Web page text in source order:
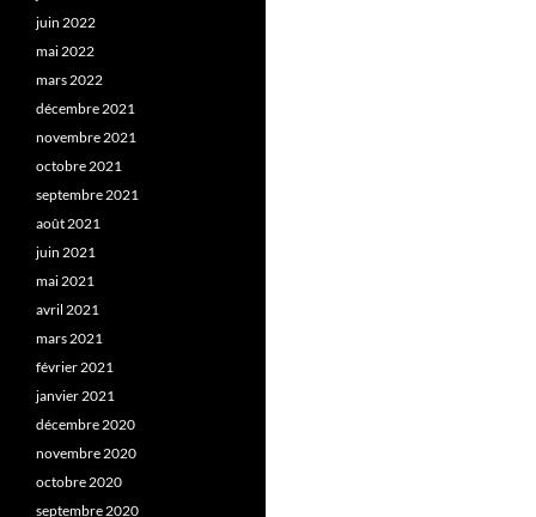
juin 2022
mai 2022
mars 2022
décembre 2021
novembre 2021
octobre 2021
septembre 2021
août 2021
juin 2021
mai 2021
avril 2021
mars 2021
février 2021
janvier 2021
décembre 2020
novembre 2020
octobre 2020
septembre 2020